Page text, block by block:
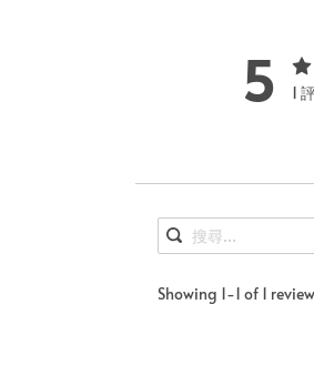
5 1
Showing 1-1 of 1